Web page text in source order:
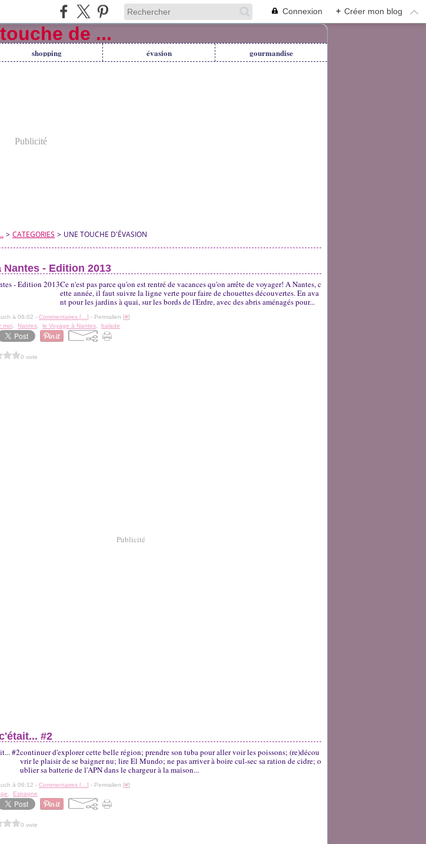
Connexion + Créer mon blog
shopping évasion gourmandise
Publicité
> CATEGORIES > UNE TOUCHE D'ÉVASION
Nantes - Edition 2013
Ce n'est pas parce qu'on est rentré de vacances qu'on arrête de voyager! A Nantes, c
ette année, il faut suivre la ligne verte pour faire de chouettes découvertes. En ava
nt pour les jardins à quai, sur les bords de l'Erdre, avec des abris aménagés pour...
à 06:02 - Commentaires [ ] - Permalien [#]
moi Nantes le Voyage à Nantes balade
0 vote
Publicité
#2
continuer d'explorer cette belle région; prendre son tuba pour aller voir les poissons; (re)décou
vrir le plaisir de se baigner nu; lire El Mundo; ne pas arriver à boire cul-sec sa ration de cidre; o
ublier sa batterie de l'APN dans le chargeur à la maison...
à 06:12 - Commentaires [ ] - Permalien [#]
Espagne
0 vote